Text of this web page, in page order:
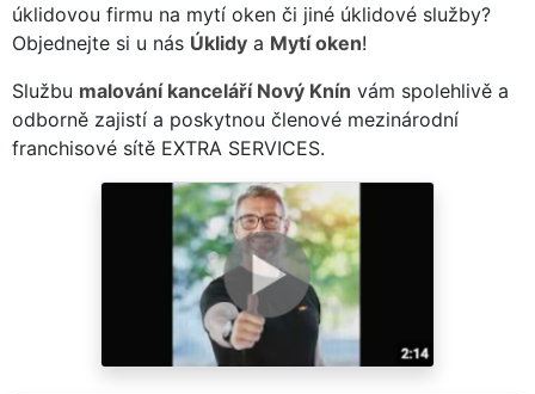
úklidovou firmu na mytí oken či jiné úklidové služby?
Objednejte si u nás Úklidy a Mytí oken!
Službu malování kanceláří Nový Knín vám spolehlivě a
odborně zajistí a poskytnou členové mezinárodní
franchisové sítě EXTRA SERVICES.